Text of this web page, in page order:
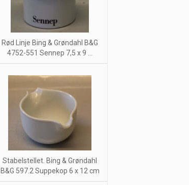
Rød Linje Bing & Grøndahl B&G
4752-551 Sennep 7,5 x 9 ...
Stabelstellet. Bing & Grøndahl
B&G 597.2 Suppekop 6 x 12 cm